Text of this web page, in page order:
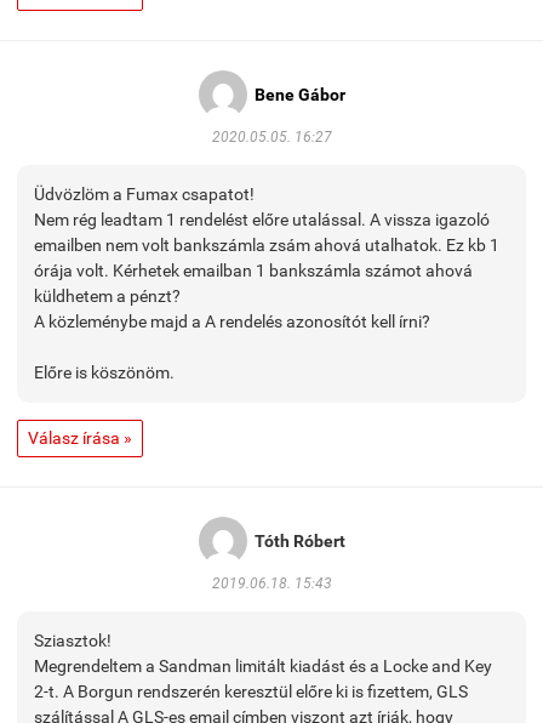
Bene Gábor
2020.05.05. 16:27
Üdvözlöm a Fumax csapatot!
Nem rég leadtam 1 rendelést előre utalással. A vissza igazoló
emailben nem volt bankszámla zsám ahová utalhatok. Ez kb 1
órája volt. Kérhetek emailban 1 bankszámla számot ahová
küldhetem a pénzt?
A közleménybe majd a A rendelés azonosítót kell írni?
Előre is köszönöm.
Válasz írása »
Tóth Róbert
2019.06.18. 15:43
Sziasztok!
Megrendeltem a Sandman limitált kiadást és a Locke and Key
2-t. A Borgun rendszerén keresztül előre ki is fizettem, GLS
szálítással A GLS-es email címben viszont azt írják, hogy